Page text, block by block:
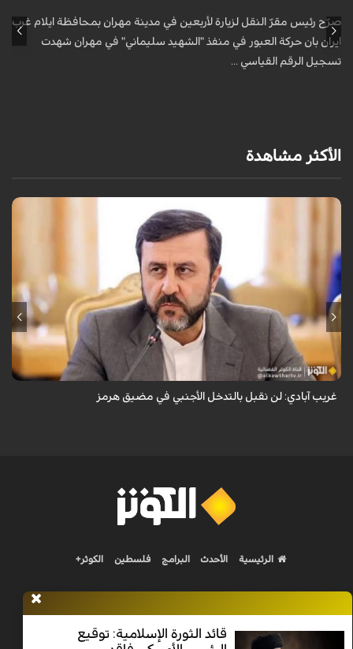
صرّح رئيس مقرّ النقل لزيارة لأربعين في مدينة مهران بمحافظة ايلام غرب
ايران بان حركة العبور في منفذ "الشهيد سليماني" في مهران شهدت
تسجيل الرقم القياسي ...
الأكثر مشاهدة
قال نائب وزير الخارجية الإيراني كاظم غريب آبادي، إن إيران لن تقبل بالتدخل
الأجنبي في مضيق هرمز.
غريب آبادي: لن نقبل بالتدخل الأجنبي في مضيق هرمز
قائد الثورة الإسلامية: توقيع
الرئيسية الأحدث البرامج فلسطين الكوثر+